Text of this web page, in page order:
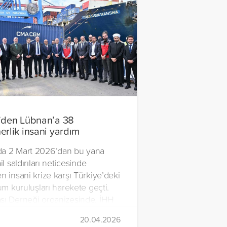
Lübnan’a 38
insani yardım
2 Mart 2026’dan bu yana
saldırıları neticesinde
insani krize karşı Türkiye’deki
kuruluşları harekete geçti.
Derneği organizesinde, İHH
Vakfı, Yetim Vakfı ve
Çocukları Derneği tarafından
20.04.2026